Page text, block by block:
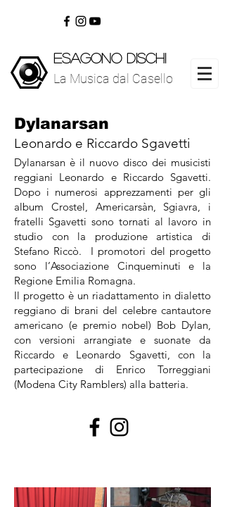
La Musica dal Casello
ESAGONO DISCHI
Dylanarsan
Leonardo e Riccardo Sgavetti
Dylanarsan è il nuovo disco dei musicisti
reggiani Leonardo e Riccardo Sgavetti.
Dopo i numerosi apprezzamenti per gli
album Crostel, Americarsàn, Sgiavra, i
fratelli Sgavetti sono tornati al lavoro in
studio con la produzione artistica di
Stefano Riccò. I promotori del progetto
sono l’Associazione Cinqueminuti e la
Regione Emilia Romagna.
Il progetto è un riadattamento in dialetto
reggiano di brani del celebre cantautore
americano (e premio nobel) Bob Dylan,
con versioni arrangiate e suonate da
Riccardo e Leonardo Sgavetti, con la
partecipazione di Enrico Torreggiani
(Modena City Ramblers) alla batteria.